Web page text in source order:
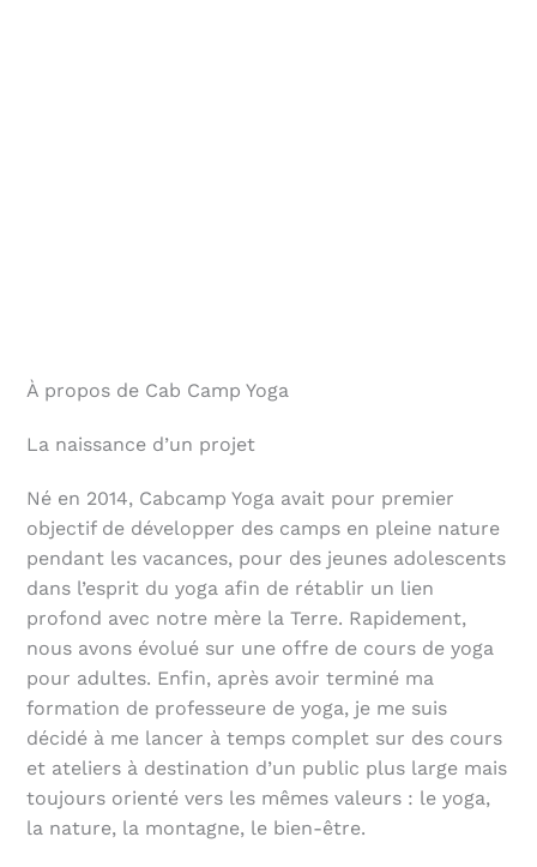
À propos de Cab Camp Yoga
La naissance d’un projet
Né en 2014, Cabcamp Yoga avait pour premier
objectif de développer des camps en pleine nature
pendant les vacances, pour des jeunes adolescents
dans l’esprit du yoga afin de rétablir un lien
profond avec notre mère la Terre. Rapidement,
nous avons évolué sur une offre de cours de yoga
pour adultes. Enfin, après avoir terminé ma
formation de professeure de yoga, je me suis
décidé à me lancer à temps complet sur des cours
et ateliers à destination d’un public plus large mais
toujours orienté vers les mêmes valeurs : le yoga,
la nature, la montagne, le bien-être.